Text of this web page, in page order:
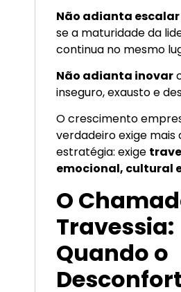
Não adianta
se a maturidade da
continua no mesmo
Não adianta inovar
inseguro, exausto e
O crescimento
verdadeiro exige mais
estratégia: exige
emocional, cultural
O
Travessia:
Quando o